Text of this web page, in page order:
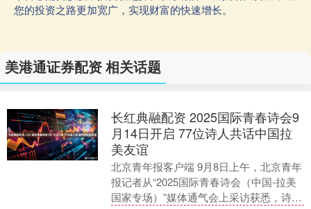
您的投资之路更加宽广，实现财富的快速增长。
美港通证券配资 相关话题
长红典融配资 2025国际青春诗会9
月14日开启 77位诗人共话中国拉
美友谊
北京青年报客户端 9月8日上午，北京青年
报记者从“2025国际青春诗会（中国-拉美
国家专场）”媒体通气会上采访获悉，诗会